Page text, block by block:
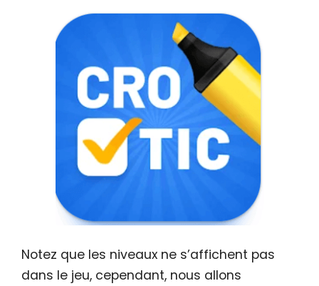
Notez que les niveaux ne s’affichent pas
dans le jeu, cependant, nous allons